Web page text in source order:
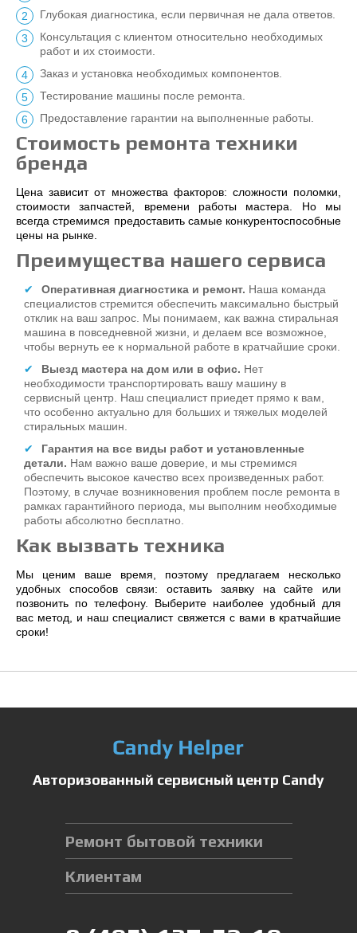
Глубокая диагностика, если первичная не дала ответов.
Консультация с клиентом относительно необходимых
работ и их стоимости.
Заказ и установка необходимых компонентов.
Тестирование машины после ремонта.
Предоставление гарантии на выполненные работы.
Стоимость ремонта техники
бренда
Цена зависит от множества факторов: сложности поломки,
стоимости запчастей, времени работы мастера. Но мы
всегда стремимся предоставить самые конкурентоспособные
цены на рынке.
Преимущества нашего сервиса
Оперативная диагностика и ремонт. Наша команда
специалистов стремится обеспечить максимально быстрый
отклик на ваш запрос. Мы понимаем, как важна стиральная
машина в повседневной жизни, и делаем все возможное,
чтобы вернуть ее к нормальной работе в кратчайшие сроки.
Выезд мастера на дом или в офис. Нет
необходимости транспортировать вашу машину в
сервисный центр. Наш специалист приедет прямо к вам,
что особенно актуально для больших и тяжелых моделей
стиральных машин.
Гарантия на все виды работ и установленные
детали. Нам важно ваше доверие, и мы стремимся
обеспечить высокое качество всех произведенных работ.
Поэтому, в случае возникновения проблем после ремонта в
рамках гарантийного периода, мы выполним необходимые
работы абсолютно бесплатно.
Как вызвать техника
Мы ценим ваше время, поэтому предлагаем несколько
удобных способов связи: оставить заявку на сайте или
позвонить по телефону. Выберите наиболее удобный для
вас метод, и наш специалист свяжется с вами в кратчайшие
сроки!
Авторизованный сервисный центр Candy
Ремонт бытовой техники
Клиентам